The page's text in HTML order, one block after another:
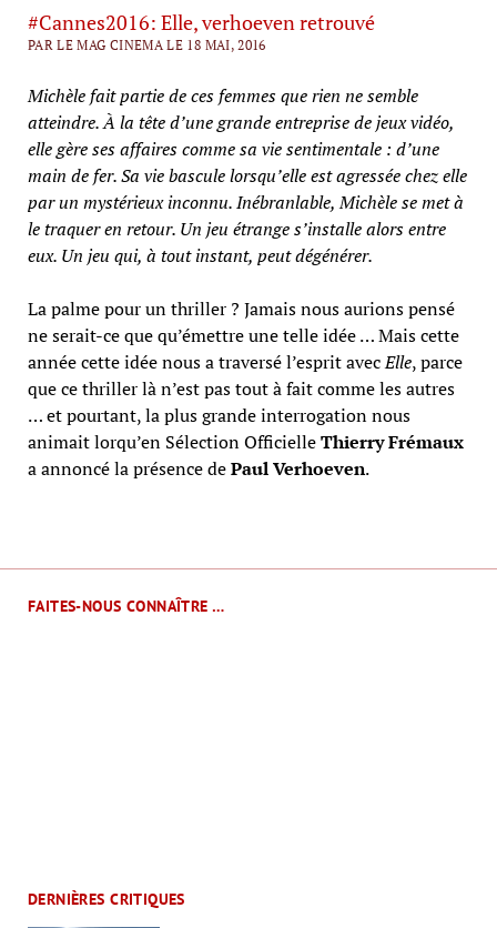
FAITES-NOUS CONNAÎTRE …
DERNIÈRES CRITIQUES
#Cannes2016: Elle, verhoeven retrouvé
PAR LE MAG CINEMA LE 18 MAI, 2016
Michèle fait partie de ces femmes que rien ne semble
atteindre. À la tête d’une grande entreprise de jeux vidéo,
elle gère ses affaires comme sa vie sentimentale : d’une
main de fer. Sa vie bascule lorsqu’elle est agressée chez elle
par un mystérieux inconnu. Inébranlable, Michèle se met à
le traquer en retour. Un jeu étrange s’installe alors entre
eux. Un jeu qui, à tout instant, peut dégénérer.
La palme pour un thriller ? Jamais nous aurions pensé
ne serait-ce que qu’émettre une telle idée … Mais cette
année cette idée nous a traversé l’esprit avecElle, parce
que ce thriller là n’est pas tout à fait comme les autres
… et pourtant, la plus grande interrogation nous
animait lorqu’en Sélection OfficielleThierry Frémaux
a annoncé la présence dePaul Verhoeven.